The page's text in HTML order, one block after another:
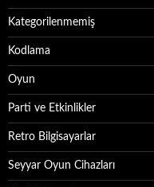
Kategorilenmemiş
Kodlama
Oyun
Parti ve Etkinlikler
Retro Bilgisayarlar
Seyyar Oyun Cihazları